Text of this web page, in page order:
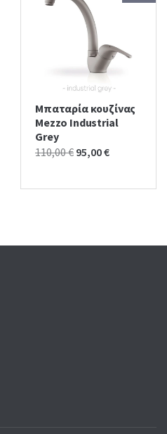
Μπαταρία κουζίνας
Mezzo Industrial
Grey
110,00€ Original
95,00€Current